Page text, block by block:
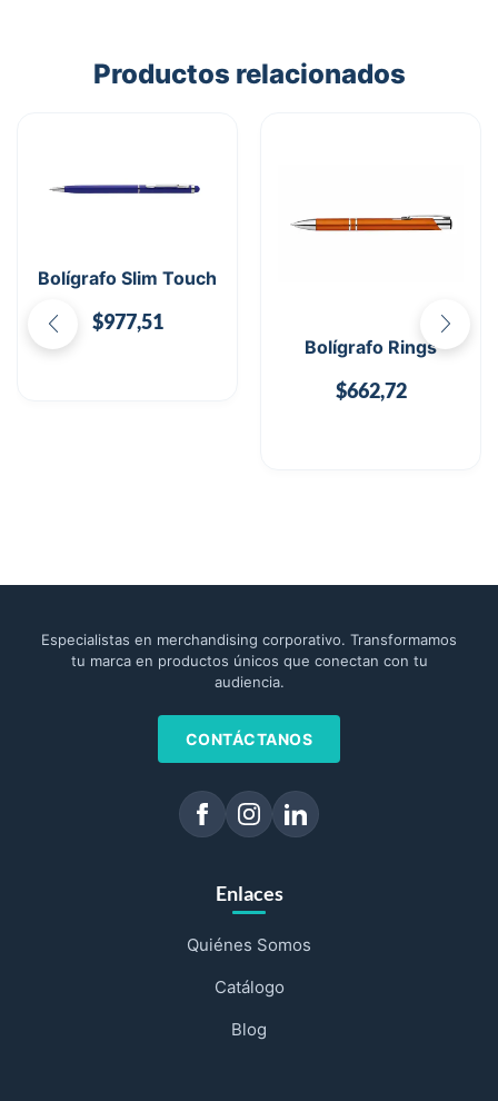
Productos relacionados
Bolígrafo Slim Touch
$977,51
Bolígrafo Rings
$662,72
Especialistas en merchandising corporativo. Transformamos
tu marca en productos únicos que conectan con tu
audiencia.
CONTÁCTANOS
Enlaces
Quiénes Somos
Catálogo
Blog